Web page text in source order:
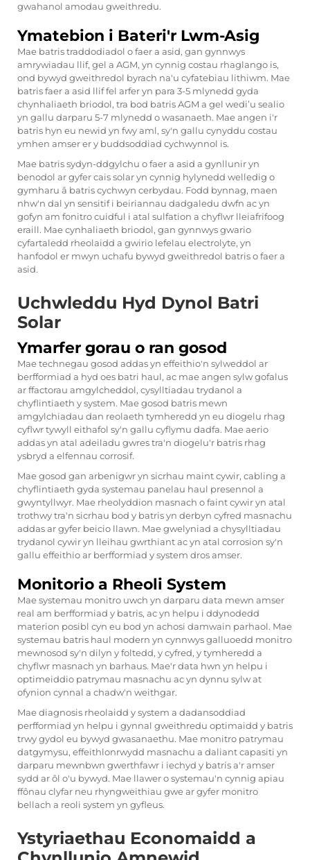
gwahanol amodau gweithredu.
Ymatebion i Bateri'r Lwm-Asig
Mae batris traddodiadol o faer a asid, gan gynnwys
amrywiadau llif, gel a AGM, yn cynnig costau rhaglango is,
ond bywyd gweithredol byrach na'u cyfatebiau lithiwm. Mae
batris faer a asid llif fel arfer yn para 3-5 mlynedd gyda
chynhaliaeth briodol, tra bod batris AGM a gel wedi’u sealio
yn gallu darparu 5-7 mlynedd o wasanaeth. Mae angen i'r
batris hyn eu newid yn fwy aml, sy'n gallu cynyddu costau
ymhen amser er y buddsoddiad cychwynnol is.
Mae batris sydyn-ddgylchu o faer a asid a gynllunir yn
benodol ar gyfer cais solar yn cynnig hylynedd welledig o
gymharu â batris cychwyn cerbydau. Fodd bynnag, maen
nhw'n dal yn sensitif i beiriannau dadgaledu dwfn ac yn
gofyn am fonitro cuidful i atal sulfation a chyflwr lleiafrifoog
eraill. Mae cynhaliaeth briodol, gan gynnwys gwario
cyfartaledd rheolaidd a gwirio lefelau electrolyte, yn
hanfodol er mwyn uchafu bywyd gweithredol batris o faer a
asid.
Uchwleddu Hyd Dynol Batri
Solar
Ymarfer gorau o ran gosod
Mae technegau gosod addas yn effeithio'n sylweddol ar
berfformiad a hyd oes batri haul, ac mae angen sylw gofalus
ar ffactorau amgylcheddol, cysylltiadau trydanol a
chyflintiaeth y system. Mae gosod batris mewn
amgylchiadau dan reolaeth tymheredd yn eu diogelu rhag
cyflwr tywyll eithafol sy'n gallu cyflymu dadfa. Mae aerio
addas yn atal adeiladu gwres tra'n diogelu'r batris rhag
ysbryd a elfennau corrosif.
Mae gosod gan arbenigwr yn sicrhau maint cywir, cabling a
chyflintiaeth gyda systemau panelau haul presennol a
gwyntyllwyr. Mae rheolyddion masnach o faint cywir yn atal
trothwy tra'n sicrhau bod y batris yn derbyn cyfred masnachu
addas ar gyfer beicio llawn. Mae gwelyniad a chysylltiadau
trydanol cywir yn lleihau gwrthiant ac yn atal corrosion sy'n
gallu effeithio ar berfformiad y system dros amser.
Monitorio a Rheoli System
Mae systemau monitro uwch yn darparu data mewn amser
real am berfformiad y batris, ac yn helpu i ddynodedd
materion posibl cyn eu bod yn achosi damwain parhaol. Mae
systemau batris haul modern yn cynnwys galluoedd monitro
mewnosod sy'n dilyn y foltedd, y cyfred, y tymheredd a
chyflwr masnach yn barhaus. Mae'r data hwn yn helpu i
optimeiddio patrymau masnachu ac yn dynnu sylw at
ofynion cynnal a chadw'n weithgar.
Mae diagnosis rheolaidd y system a dadansoddiad
perfformiad yn helpu i gynnal gweithredu optimaidd y batris
trwy gydol eu bywyd gwasanaethu. Mae monitro patrymau
datgymysu, effeithlonrwydd masnachu a daliant capasiti yn
darparu mewnbwn gwerthfawr i iechyd y batris a'r amser
sydd ar ôl o'u bywyd. Mae llawer o systemau'n cynnig apiau
ffônau clyfar neu rhyngweithiau gwe ar gyfer monitro
bellach a reoli system yn gyfleus.
Ystyriaethau Economaidd a